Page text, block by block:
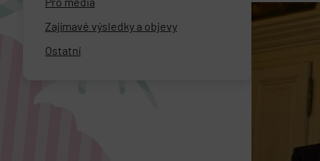
Zajímavé výsledky a objevy
Ostatní